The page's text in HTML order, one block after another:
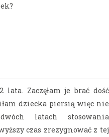
Zaczęłam je brać dość
dziecka piersią więc nie
latach stosowania
czas zrezygnować z tej